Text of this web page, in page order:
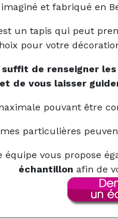
et fabriqué en
un tapis qui peut
pour votre
suffit de renseigner
de vous laisser
pouvant être
particulières
équipe vous propose
échantillon afin de